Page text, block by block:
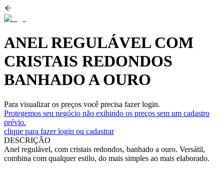
ANEL REGULÁVEL COM
CRISTAIS REDONDOS
BANHADO A OURO
Para visualizar os preços você precisa fazer login.
Protegemos seu negócio não exibindo os preços sem um cadastro
prévio.
clique para fazer login ou cadastrar
DESCRIÇÃO
Anel regulável, com cristais redondos, banhado a ouro. Versátil,
combina com qualquer estilo, do mais simples ao mais elaborado.